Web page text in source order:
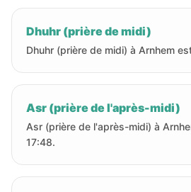
Dhuhr (prière de midi)
Dhuhr (prière de midi) à Arnhem
Asr (prière de l'après-midi)
Asr (prière de l'après-midi) à
17:48.